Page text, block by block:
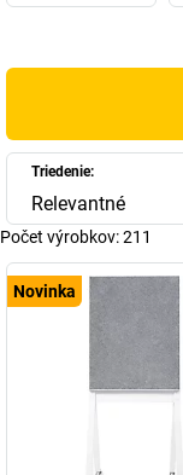
OFFICE
Do sortimentu
druhov tovarov,
miesta po Z ako
v našom
tabuľu
Triedenie:
Relevantné
Počet výrobkov:211
Novinka